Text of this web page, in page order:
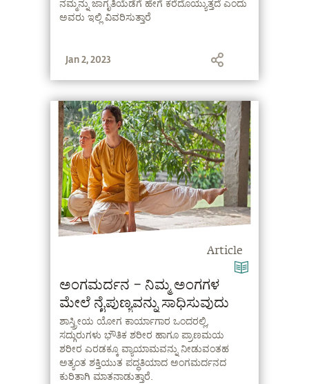
ನಮ್ಮನ್ನು ಜಾಗೃತಿಯೆಡೆಗೆ ಹೇಗೆ ಕರೆದೊಯ್ಯುತ್ತದೆ ಎಂದು
ಅವರು ಇಲ್ಲಿ ವಿವರಿಸುತ್ತಾರೆ
Jan 2, 2023
Article
ಅಂಗಮರ್ದನ – ನಿಮ್ಮ ಅಂಗಗಳ
ಮೇಲೆ ನೈಪುಣ್ಯವನ್ನು ಸಾಧಿಸುವುದು
ಶಾಸ್ತ್ರೀಯ ಯೋಗ ಕಾರ್ಯಾಗಾರ ಒಂದರಲ್ಲಿ,
ಸದ್ಗುರುಗಳು ಭೌತಿಕ ಶರೀರ ಹಾಗೂ ಪ್ರಾಣಮಯ
ಶರೀರ ಎರಡಕ್ಕೂ ವ್ಯಾಯಾಮವನ್ನು ನೀಡುವಂತಹ
ಅತ್ಯಂತ ಶಕ್ತಿಯುತ ಪದ್ಧತಿಯಾದ ಅಂಗಮರ್ದನದ
ಕುರಿತಾಗಿ ಮಾತನಾಡುತ್ತಾರೆ.